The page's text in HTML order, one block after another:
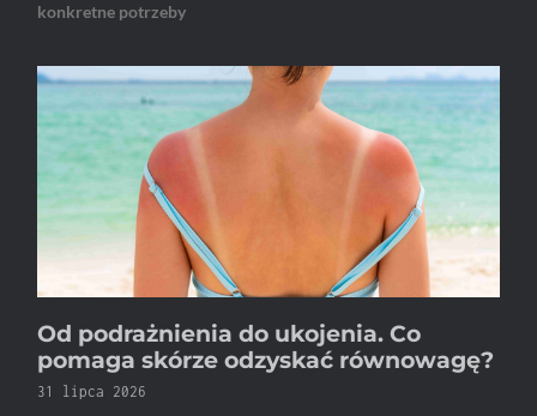
konkretne potrzeby
Od podrażnienia do ukojenia. Co
pomaga skórze odzyskać równowagę?
31 lipca 2026